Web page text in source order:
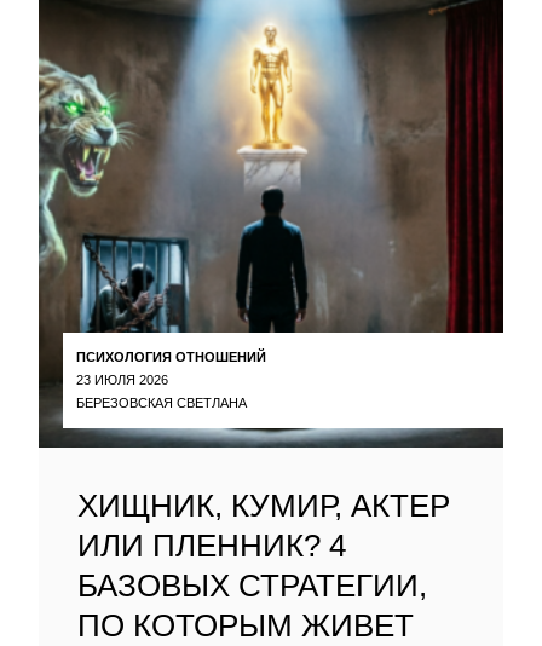
ПСИХОЛОГИЯ ОТНОШЕНИЙ
23 ИЮЛЯ 2026
БЕРЕЗОВСКАЯ СВЕТЛАНА
ХИЩНИК, КУМИР, АКТЕР
ИЛИ ПЛЕННИК? 4
БАЗОВЫХ СТРАТЕГИИ,
ПО КОТОРЫМ ЖИВЕТ